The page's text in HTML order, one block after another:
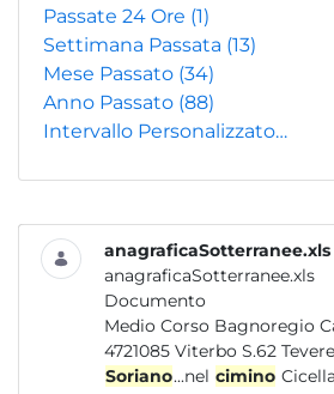
Passate 24 Ore (1)
Settimana Passata (13)
Mese Passato (34)
Anno Passato (88)
Intervallo Personalizzato…
anagraficaSotterranee.xls
anagraficaSotterranee.xls
Documento
Medio Corso Bagnoregio
4721085 Viterbo S.62
Soriano...nel cimino